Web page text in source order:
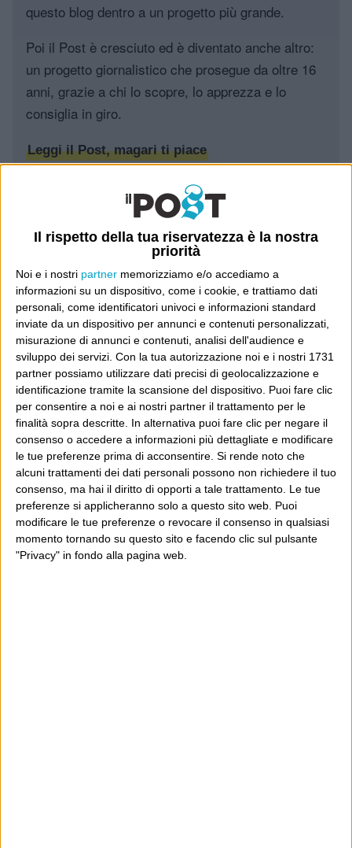
Il rispetto della tua riservatezza è la nostra
priorità
Noi e i nostri partner memorizziamo e/o accediamo a
informazioni su un dispositivo, come i cookie, e trattiamo dati
personali, come identificatori univoci e informazioni standard
inviate da un dispositivo per annunci e contenuti personalizzati,
misurazione di annunci e contenuti, analisi dell'audience e
sviluppo dei servizi. Con la tua autorizzazione noi e i nostri 1731
partner possiamo utilizzare dati precisi di geolocalizzazione e
identificazione tramite la scansione del dispositivo. Puoi fare clic
per consentire a noi e ai nostri partner il trattamento per le
finalità sopra descritte. In alternativa puoi fare clic per negare il
consenso o accedere a informazioni più dettagliate e modificare
le tue preferenze prima di acconsentire. Si rende noto che
alcuni trattamenti dei dati personali possono non richiedere il tuo
consenso, ma hai il diritto di opporti a tale trattamento. Le tue
preferenze si applicheranno solo a questo sito web. Puoi
modificare le tue preferenze o revocare il consenso in qualsiasi
momento tornando su questo sito e facendo clic sul pulsante
"Privacy" in fondo alla pagina web.
questo blog dentro a un progetto più grande.
Poi il Post è cresciuto ed è diventato anche altro:
un progetto giornalistico che prosegue da oltre 16
anni, grazie a chi lo scopre, lo apprezza e lo
consiglia in giro.
Leggi il Post, magari ti piace
Wittgenstein
POST PRECEDENTE
Jeremy, Arthur e Paul
Media quotidiano ha concluso la sua
esistenza cartacea
E per i regali di Natale